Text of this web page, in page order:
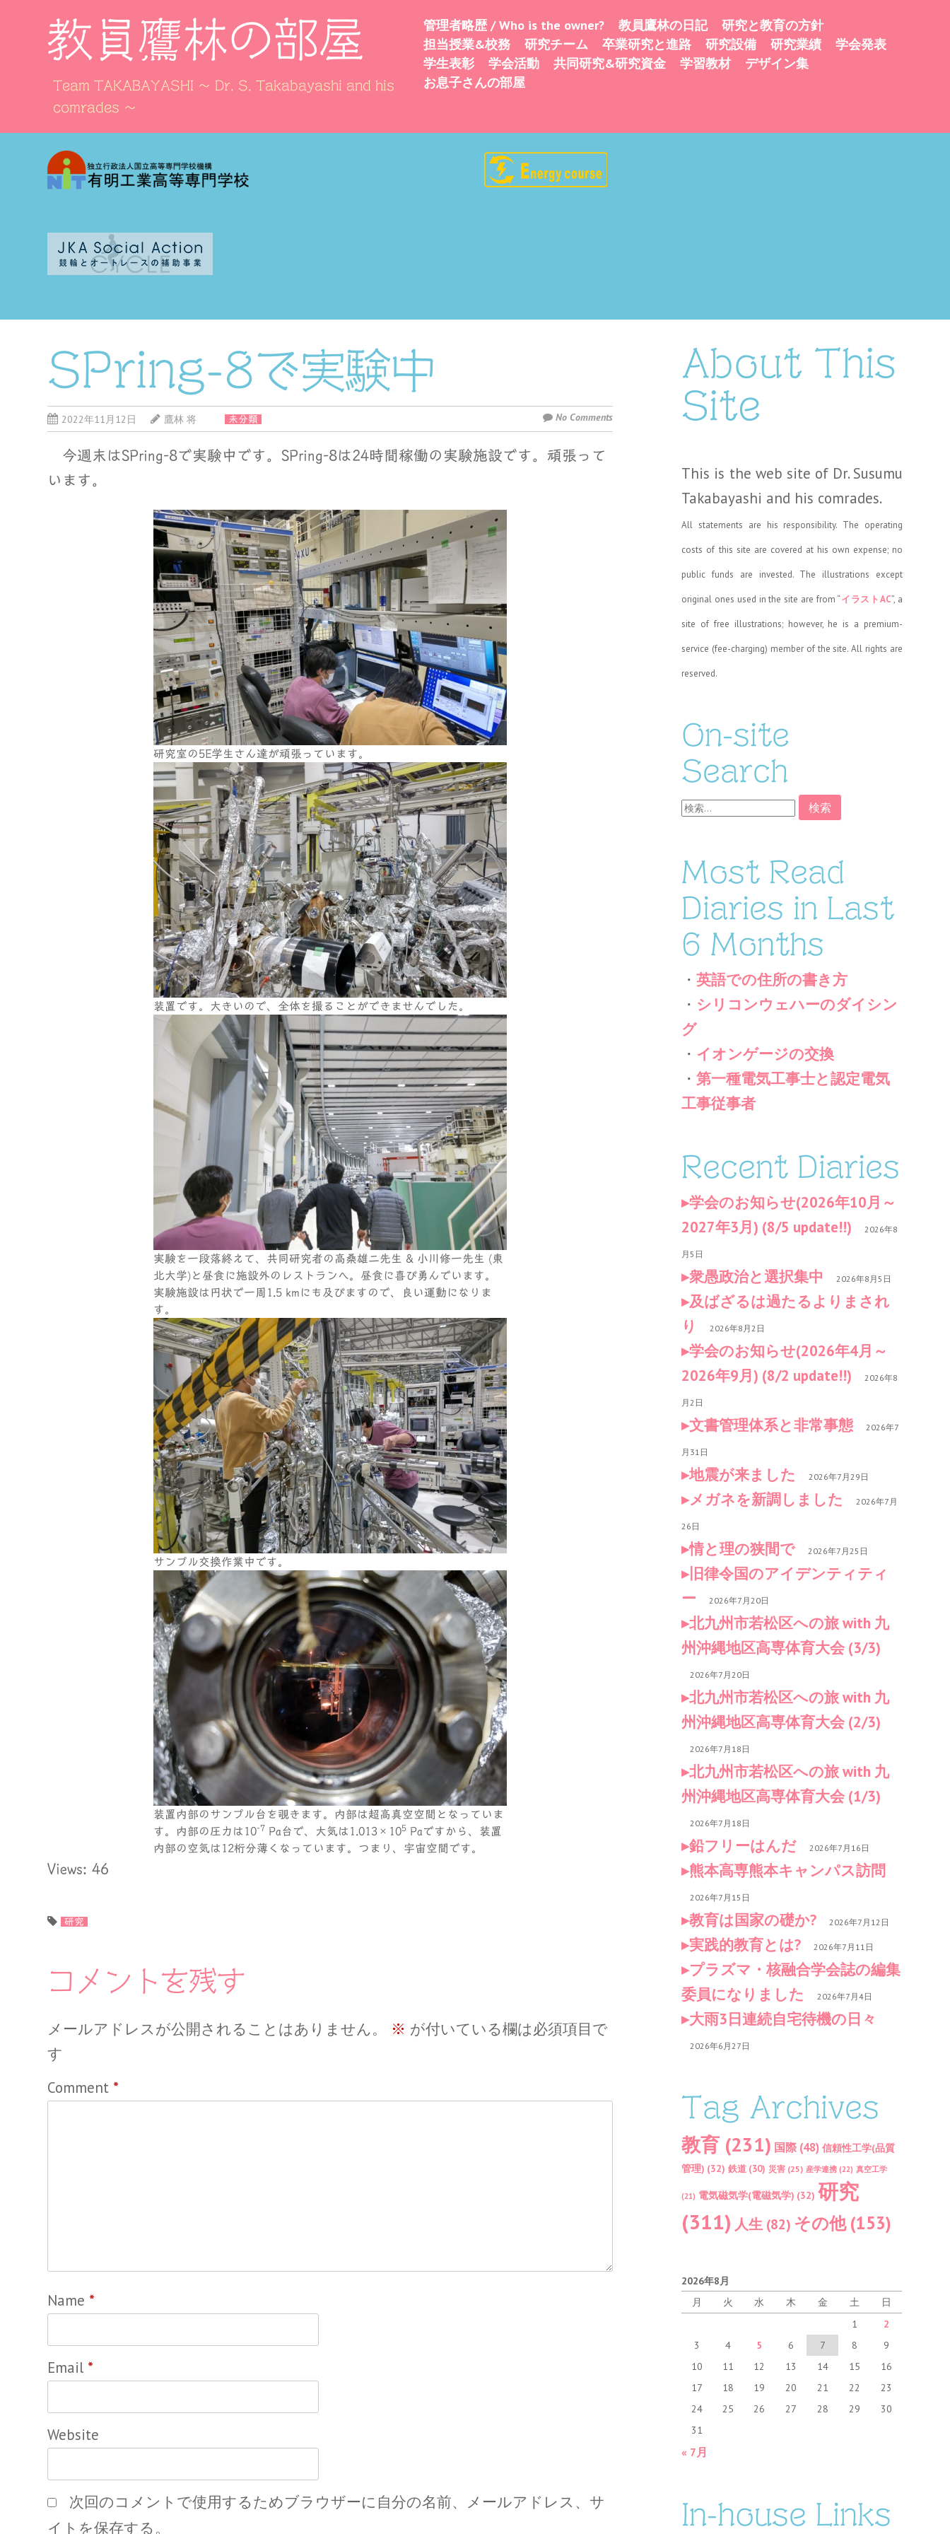
教員鷹林の部屋
Team TAKABAYASHI ～ Dr. S. Takabayashi and his
comrades ～
Menu
Skip
content
管理者略歴 / Who is the owner? 教員鷹林の日記
研究と教育の方針
担当授業&校務
研究チーム 卒業研究と進路 研究設備 研究業績
学会発表
学生表彰
学会活動 共同研究&研究資金 学習教材
デザイン集
お息子さんの部屋
SPring-8で実験中
2022年11月12日 鷹林 将 未分類 No Comments
今週末はSPring-8で実験中です。SPring-8は24時間稼働の実験施設です。頑張って
います。
研究室の5E学生さん達が頑張っています。
装置です。大きいので、全体を撮ることができませんでした。
実験を一段落終えて、共同研究者の高桑雄二先生 & 小川修一先生 (東
北大学)と昼食に施設外のレストランへ。昼食に喜び勇んでいます。
実験施設は円状で一周1.5 kmにも及びますので、良い運動になりま
す。
サンプル交換作業中です。
装置内部のサンプル台を覗きます。内部は超高真空空間となっていま
す。内部の圧力は10-7 Pa台で、大気は1.013×105 Paですから、装置
内部の空気は12桁分薄くなっています。つまり、宇宙空間です。
Views: 46
研究
コメントを残す
メールアドレスが公開されることはありません。 ※ が付いている欄は必須項目で
す
Comment *
Name *
Email *
Website
次回のコメントで使用するためブラウザーに自分の名前、メールアドレス、サ
イトを保存する。
About This
Site
This is the web site of Dr. Susumu
Takabayashi and his comrades.
All statements are his responsibility. The operating
costs of this site are covered at his own expense; no
public funds are invested. The illustrations except
original ones used in the site are from “イラストAC”, a
site of free illustrations; however, he is a premium-
service (fee-charging) member of the site. All rights are
reserved.
On-site
Search
検
索:
Most Read
Diaries in Last
6 Months
・英語での住所の書き方
・ シリコンウェハーのダイシン
グ
・ イオンゲージの交換
・第一種電気工事士と認定電気
工事従事者
Recent Diaries
学会のお知らせ(2026年10月～
2027年3月) (8/5 update!!)
2026年8
月5日
衆愚政治と選択集中 2026年8月5日
及ばざるは過たるよりまされ
り
2026年8月2日
学会のお知らせ(2026年4月～
2026年9月) (8/2 update!!)
2026年8
月2日
文書管理体系と非常事態 2026年7
月31日
地震が来ました 2026年7月29日
メガネを新調しました 2026年7月
26日
情と理の狭間で 2026年7月25日
旧律令国のアイデンティティ
ー
2026年7月20日
北九州市若松区への旅 with 九
州沖縄地区高専体育大会 (3/3)
2026年7月20日
北九州市若松区への旅 with 九
州沖縄地区高専体育大会 (2/3)
2026年7月18日
北九州市若松区への旅 with 九
州沖縄地区高専体育大会 (1/3)
2026年7月18日
鉛フリーはんだ 2026年7月16日
熊本高専熊本キャンパス訪問
2026年7月15日
教育は国家の礎か? 2026年7月12日
実践的教育とは? 2026年7月11日
プラズマ・核融合学会誌の編集
委員になりました
2026年7月4日
大雨3日連続自宅待機の日々
2026年6月27日
Tag Archives
教育 (231) 国際 (48) 信頼性工学(品質
管理) (32) 鉄道 (30) 災害 (25) 産学連携 (22) 真空工学
(21) 電気磁気学(電磁気学) (32) 研究
(311) 人生 (82) その他(153)
2026年8月
月
火 水 木 金 土
日
1
2
3
4 5 6 7 8
9
10
11 12 13 14 15
16
17
18 19 20 21 22
23
24
25 26 27 28 29
30
31
« 7月
In-house Links